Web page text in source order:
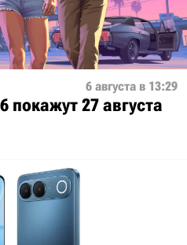
6 августа в 13:29
покажут 27 августа